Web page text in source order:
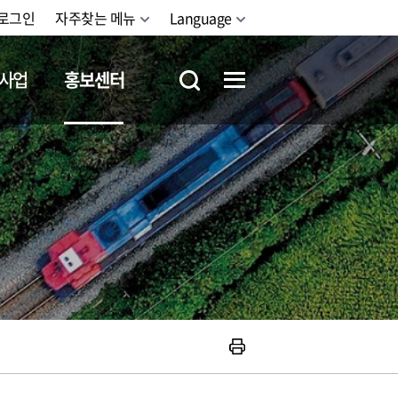
그인 자주찾는 메뉴 Language
업 홍보센터
철도체험